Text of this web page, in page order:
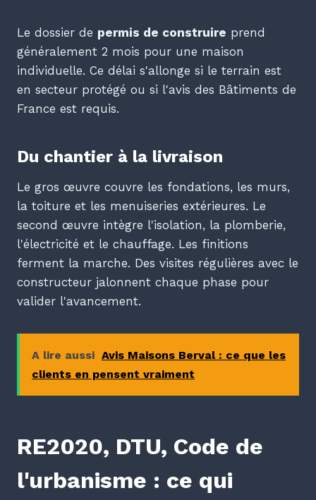
Le dossier de permis de construire prend
généralement 2 mois pour une maison
individuelle. Ce délai s'allonge si le terrain est
en secteur protégé ou si l'avis des Bâtiments de
France est requis.
Du chantier à la livraison
Le gros œuvre couvre les fondations, les murs,
la toiture et les menuiseries extérieures. Le
second œuvre intègre l'isolation, la plomberie,
l'électricité et le chauffage. Les finitions
ferment la marche. Des visites régulières avec le
constructeur jalonnent chaque phase pour
valider l'avancement.
A lire aussi Avis Maisons Berval : ce que les
clients en pensent vraiment
RE2020, DTU, Code de
l'urbanisme : ce qui